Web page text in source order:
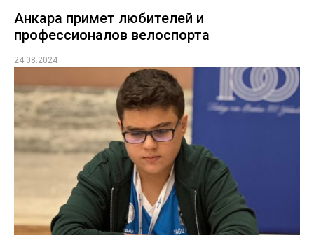
Анкара примет любителей и
профессионалов велоспорта
24.08.2024